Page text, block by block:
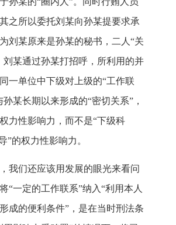
之所以委托刘某向孙某提要求承
刘某原来是孙某的秘书，二人“关
刘某通过孙某打招呼，所利用的并
一单位中下级对上级的“工作联
某长期以来形成的“密切关系”，
力性影响力，而不是“下级科
”的权力性影响力。
我们还应该用发展的眼光来看问
“一定的工作联系”纳入“利用本人
成的便利条件”，是在当时刑法条